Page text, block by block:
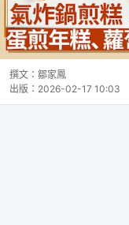
撰文： 鄒家鳳
出版： 2026-02-17 10:03